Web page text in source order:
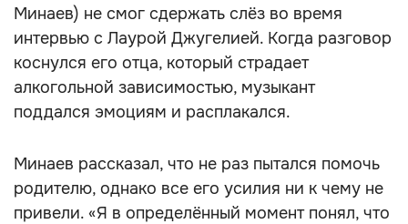
Минаев) не смог сдержать слёз во время
интервью с Лаурой Джугелией. Когда разговор
коснулся его отца, который страдает
алкогольной зависимостью, музыкант
поддался эмоциям и расплакался.
Минаев рассказал, что не раз пытался помочь
родителю, однако все его усилия ни к чему не
привели. «Я в определённый момент понял, что